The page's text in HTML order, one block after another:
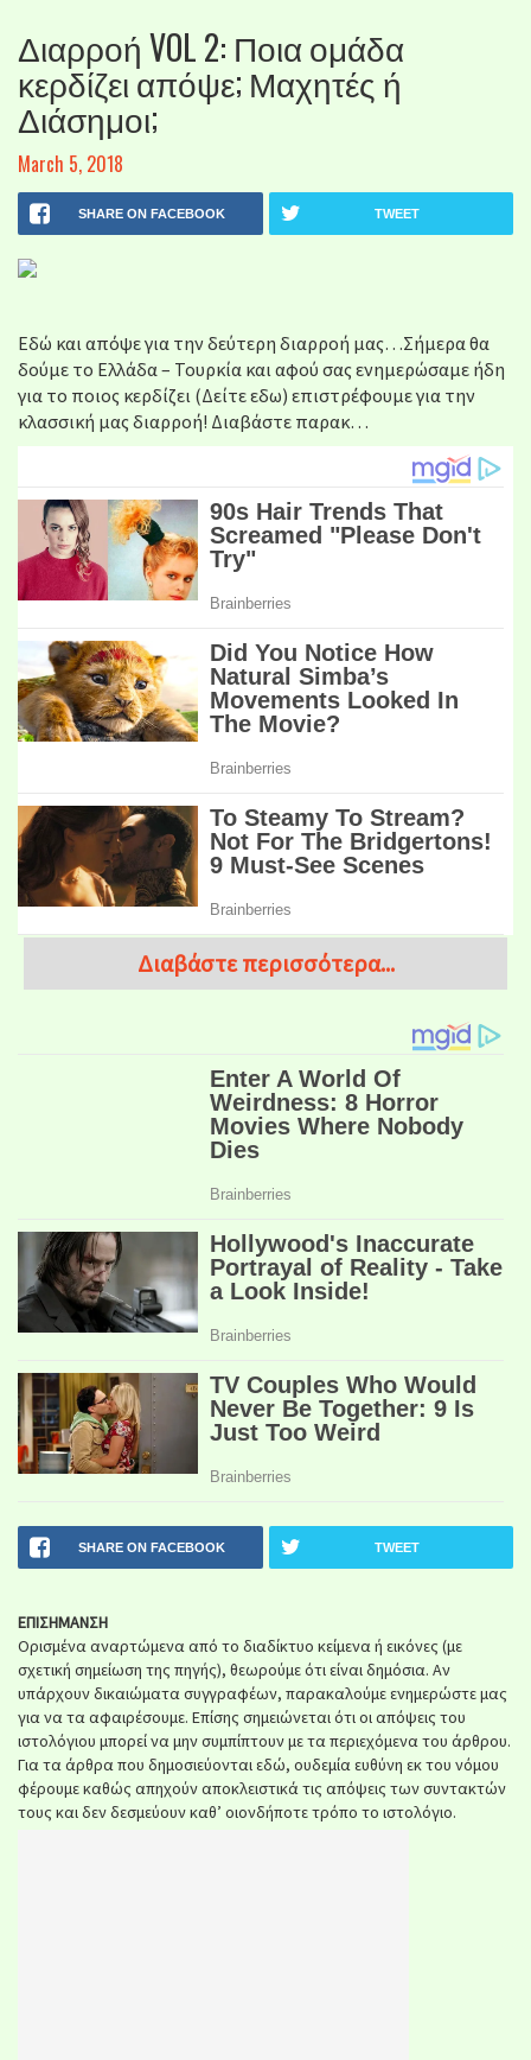
Διαρροή VOL 2: Ποια ομάδα
κερδίζει απόψε; Μαχητές ή
Διάσημοι;
March 5, 2018
SHARE ON FACEBOOK TWEET
Εδώ και απόψε για την δεύτερη διαρροή μας…Σήμερα θα
δούμε το Ελλάδα – Τουρκία και αφού σας ενημερώσαμε ήδη
για το ποιος κερδίζει (Δείτε εδω) επιστρέφουμε για την
κλασσική μας διαρροή! Διαβάστε παρακ…
Διαβάστε περισσότερα...
SHARE ON FACEBOOK TWEET
ΕΠΙΣΗΜΑΝΣΗ
Ορισμένα αναρτώμενα από το διαδίκτυο κείμενα ή εικόνες (με
σχετική σημείωση της πηγής), θεωρούμε ότι είναι δημόσια. Αν
υπάρχουν δικαιώματα συγγραφέων, παρακαλούμε ενημερώστε μας
για να τα αφαιρέσουμε. Επίσης σημειώνεται ότι οι απόψεις του
ιστολόγιου μπορεί να μην συμπίπτουν με τα περιεχόμενα του άρθρου.
Για τα άρθρα που δημοσιεύονται εδώ, ουδεμία ευθύνη εκ του νόμου
φέρουμε καθώς απηχούν αποκλειστικά τις απόψεις των συντακτών
τους και δεν δεσμεύουν καθ’ οιονδήποτε τρόπο το ιστολόγιο.